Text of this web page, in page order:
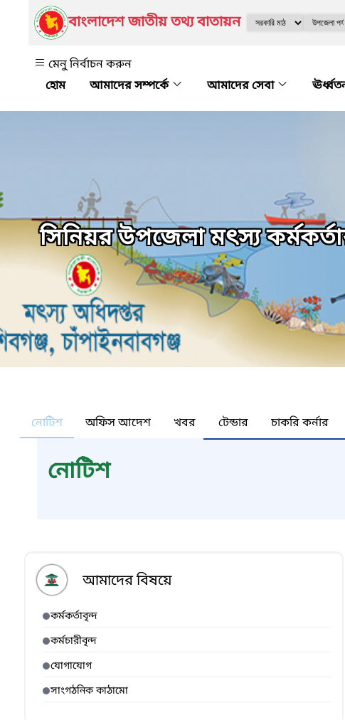
বাংলাদেশ জাতীয় তথ্য বাতায়ন
মেনু নির্বাচন করুন
আমাদের সম্পর্কে
আমাদের সেবা
সিনিয়র উপজেলা মৎস্য
নোটিশ অফিস আদেশ খবর টেন্ডার চাকরি কর্নার
নোটিশ
আমাদের বিষয়ে
কর্মকর্তাবৃন্দ
কর্মচারীবৃন্দ
যোগাযোগ
সাংগঠনিক কাঠামো